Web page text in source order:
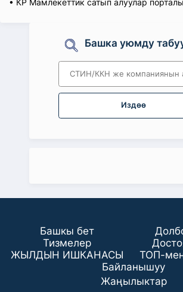
• КР Мамлекеттик сатып алуулар
Башка уюмду
Издөө
Башкы бет
Тизмелер
ЖЫЛДЫН ИШКАНАСЫ
ТОП-
Байланышуу
Жаңылыктар